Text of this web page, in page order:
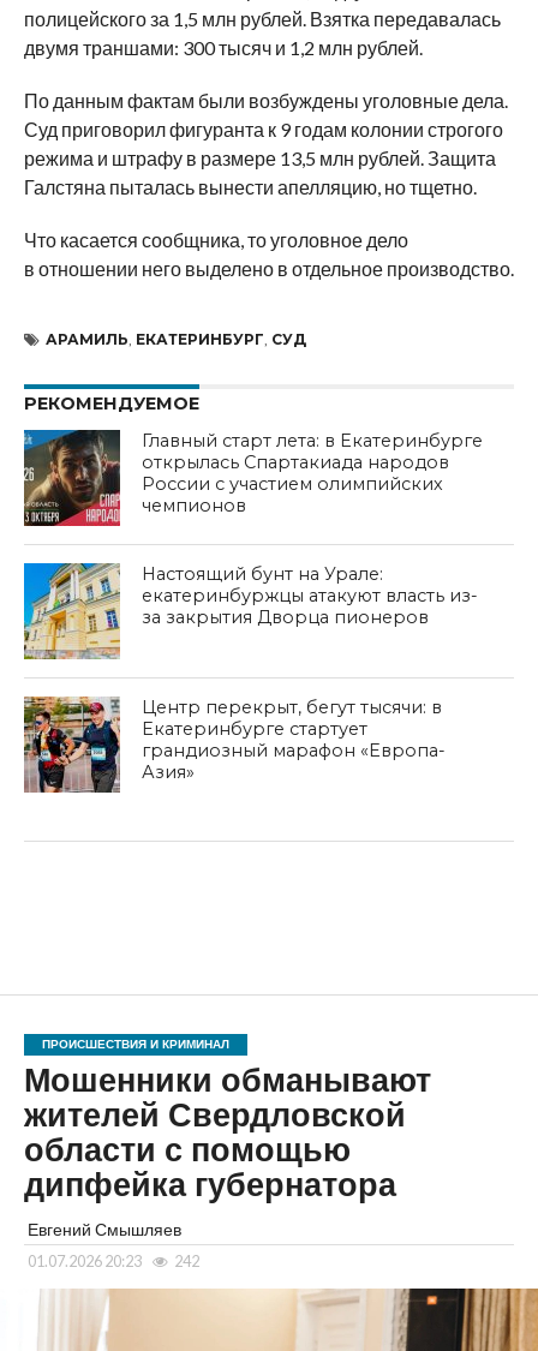
полицейского за 1,5 млн рублей. Взятка передавалась
двумя траншами: 300 тысяч и 1,2 млн рублей.
По данным фактам были возбуждены уголовные дела.
Суд приговорил фигуранта к 9 годам колонии строгого
режима и штрафу в размере 13,5 млн рублей. Защита
Галстяна пыталась вынести апелляцию, но тщетно.
Что касается сообщника, то уголовное дело
в отношении него выделено в отдельное производство.
АРАМИЛЬ ЕКАТЕРИНБУРГ СУД
РЕКОМЕНДУЕМОЕ
Главный старт лета: в Екатеринбурге
открылась Спартакиада народов
России с участием олимпийских
чемпионов
Настоящий бунт на Урале:
екатеринбуржцы атакуют власть из-
за закрытия Дворца пионеров
Центр перекрыт, бегут тысячи: в
Екатеринбурге стартует
грандиозный марафон «Европа-
Азия»
ПРОИСШЕСТВИЯ И КРИМИНАЛ
Мошенники обманывают
жителей Свердловской
области с помощью
дипфейка губернатора
Евгений Смышляев
01.07.2026 20:23 242